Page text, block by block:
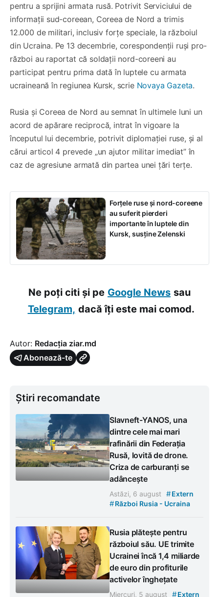
pentru a sprijini armata rusă. Potrivit Serviciului de
informații sud-coreean, Coreea de Nord a trimis
12.000 de militari, inclusiv forțe speciale, la războiul
din Ucraina. Pe 13 decembrie, corespondenții ruși pro-
război au raportat că soldații nord-coreeni au
participat pentru prima dată în luptele cu armata
ucraineană în regiunea Kursk, scrie Novaya Gazeta.
Rusia și Coreea de Nord au semnat în ultimele luni un
acord de apărare reciprocă, intrat în vigoare la
începutul lui decembrie, potrivit diplomației ruse, și al
cărui articol 4 prevede „un ajutor militar imediat” în
caz de agresiune armată din partea unei țări terțe.
Forțele ruse și nord-coreene
au suferit pierderi
importante în luptele din
Kursk, susține Zelenski
Ne poți citi și pe Google News sau
Telegram, dacă îți este mai comod.
Autor: Redacția ziar.md
Abonează-te
Știri recomandate
Slavneft-YANOS, una
dintre cele mai mari
rafinării din Federația
Rusă, lovită de drone.
Criza de carburanți se
adâncește
Astăzi, 6 august #Extern
#Război Rusia - Ucraina
Rusia plătește pentru
războiul său. UE trimite
Ucrainei încă 1,4 miliarde
de euro din profiturile
activelor înghețate
Miercuri, 5 august #Extern